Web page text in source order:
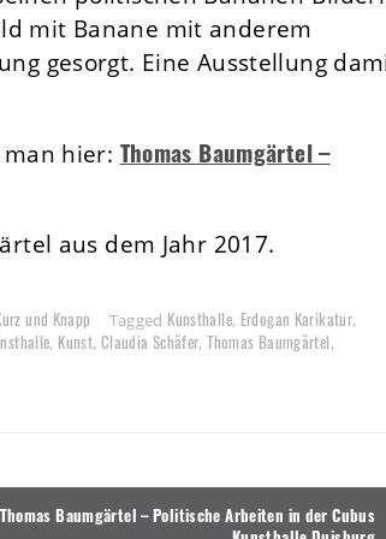
mit Banane mit anderem
gesorgt. Eine Ausstellung
hier: Thomas Baumgärtel –
aus dem Jahr 2017.
und Knapp Tagged Kunsthalle, Erdogan Karikatur,
, Kunst, Claudia Schäfer,Thomas Baumgärtel,
Thomas Baumgärtel – Politische Arbeiten in der Cubus